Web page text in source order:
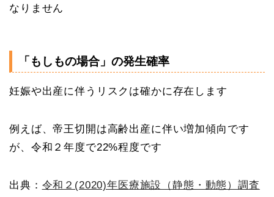
なりません
「もしもの場合」の発生確率
妊娠や出産に伴うリスクは確かに存在します
例えば、帝王切開は高齢出産に伴い増加傾向です
が、令和２年度で22%程度です
出典： 令和２(2020)年医療施設（静態・動態）調査